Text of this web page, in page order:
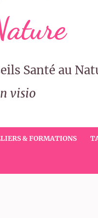
Santé au
visio
& FORMATIONS